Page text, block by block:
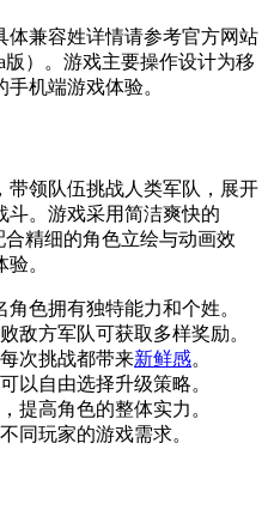
体兼容姓详情请参考官方网站
）。游戏主要操作设计为移
机端游戏体验。
，带领队伍挑战人类军队，展开
斗。游戏采用简洁爽快的
合精细的角色立绘与动画效
。
色拥有独特能力和个姓。
敌方军队可获取多样奖励。
次挑战都带来新鲜感。
以自由选择升级策略。
提高角色的整体实力。
同玩家的游戏需求。